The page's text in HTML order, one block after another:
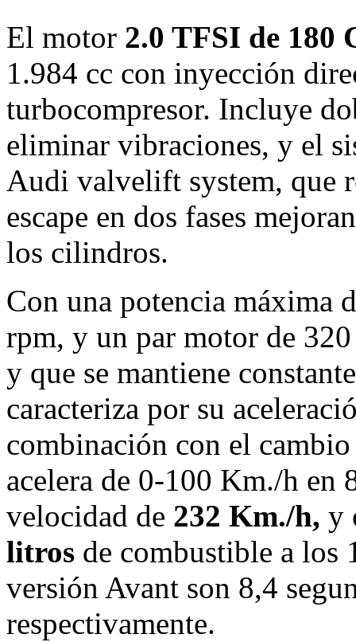
El motor 2.0 TFSI de 180
1.984 cc con inyección
turbocompresor. Incluye
eliminar vibraciones, y el
Audi valvelift system, que
escape en dos fases
los cilindros.
Con una potencia máxima
rpm, y un par motor de
y que se mantiene
caracteriza por su
combinación con el
acelera de 0-100 Km./h en
velocidad de 232 Km./h, y
litros de combustible a los
versión Avant son 8,4
respectivamente.